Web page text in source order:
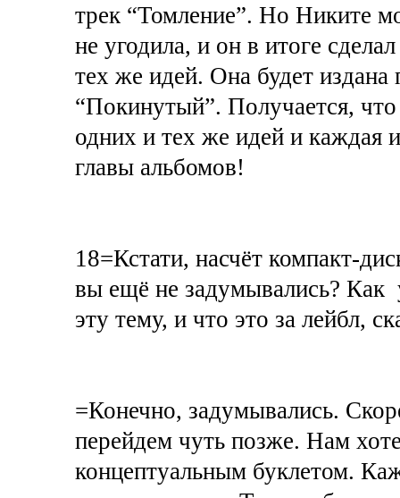
трек “Томление”. Но Никите
не угодила, и он в итоге
тех же идей. Она будет издана
“Покинутый”. Получается,
одних и тех же идей и каждая
главы альбомов!
18=Кстати, насчёт компакт-
вы ещё не задумывались? Как
эту тему, и что это за лейбл,
=Конечно, задумывались.
перейдем чуть позже. Нам
концептуальным буклетом.